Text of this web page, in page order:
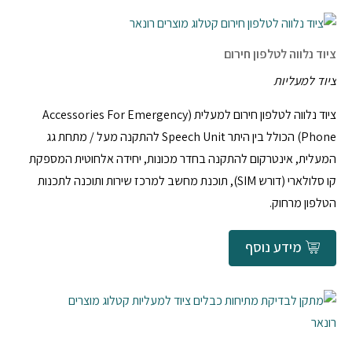
ציוד נלווה לטלפון חירום
ציוד למעליות
ציוד נלווה לטלפון חירום למעלית (Accessories For Emergency
Phone) הכולל בין היתר Speech Unit להתקנה מעל / מתחת גג
המעלית, אינטרקום להתקנה בחדר מכונות, יחידה אלחוטית המספקת
קו סלולארי (דורש SIM), תוכנת מחשב למרכז שירות ותוכנה לתכנות
הטלפון מרחוק.
מידע נוסף